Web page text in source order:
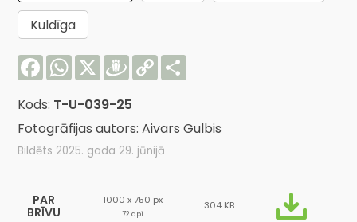
Kuldīga
FacebookWhatsApp
X Draugiem
Copy
Link
Kods: T-U-039-25
Fotogrāfijas autors: Aivars Gulbis
Bildēts 2025. gada 29. jūnijā
PAR
BRĪVU
1000 x 750 px
72 dpi
304 KB